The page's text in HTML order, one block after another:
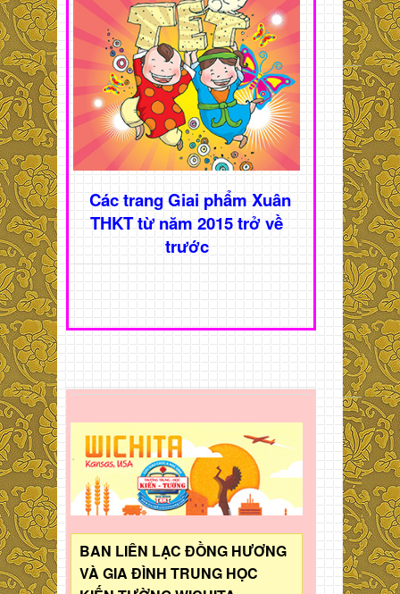
Các trang Giai phẩm Xuân
THKT từ năm 2015 trở về
trước
BAN LIÊN LẠC ĐỒNG HƯƠNG
VÀ GIA ĐÌNH TRUNG HỌC